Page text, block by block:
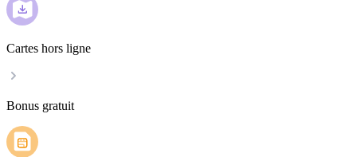
Cartes hors ligne
Bonus gratuit